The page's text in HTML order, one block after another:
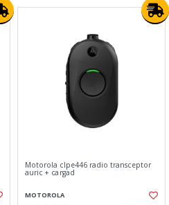
Motorola clpe446 radio transceptor
auric + cargad
MOTOROLA